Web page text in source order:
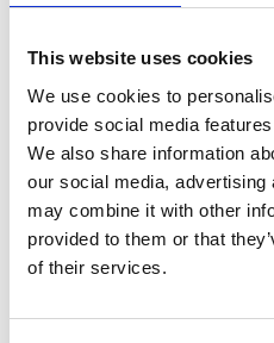
This website uses cookies
We use cookies to
provide social media
We also share information
our social media,
may combine it with other
provided to them or that
of their services.
unkomplizierten
Kundendaten,
die von
Interne Systeme
überflüssige
alltäglichen Geschäft
zu diesen Daten ist
Sichtung dieser Daten ist